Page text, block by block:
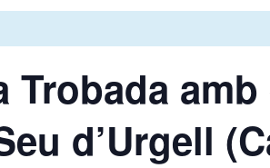
Trobada
d’Urgell